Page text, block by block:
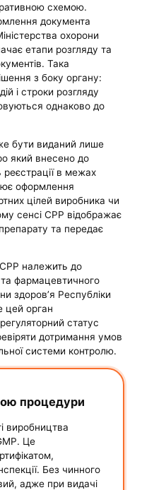
схемою.
документа
охорони
етапи розгляду та
Така
з боку органу:
і строки розгляду
однаково до
бути виданий лише
який внесено до
реєстрації в межах
оформлення
цілей виробника чи
сенсі CPP відображає
та передає
належить до
та фармацевтичного
здоров’я Республіки
орган
статус
дотримання умов
системи контролю.
процедури
виробництва
Це
Без чинного
адже при видачі